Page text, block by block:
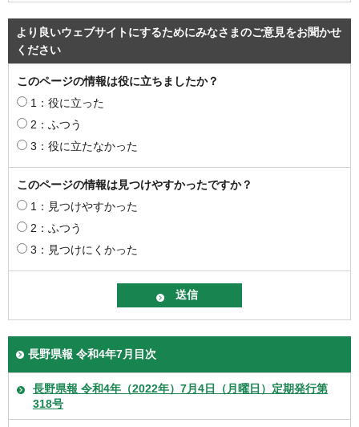
より良いウェブサイトにするためにみなさまのご意見をお聞かせ
ください
このページの情報は役に立ちましたか？
1：役に立った
2：ふつう
3：役に立たなかった
このページの情報は見つけやすかったですか？
1：見つけやすかった
2：ふつう
3：見つけにくかった
長野県報 令和4年7月目次
長野県報 令和4年（2022年）7月4日（月曜日）定期発行第
318号